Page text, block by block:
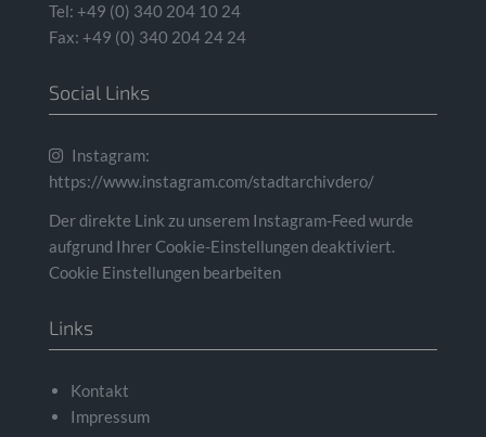
Tel: +49 (0) 340 204 10 24
Fax: +49 (0) 340 204 24 24
Social Links
Instagram:
https://www.instagram.com/stadtarchivdero/
Der direkte Link zu unserem Instagram-Feed wurde
aufgrund Ihrer Cookie-Einstellungen deaktiviert.
Cookie Einstellungen bearbeiten
Links
Kontakt
Impressum